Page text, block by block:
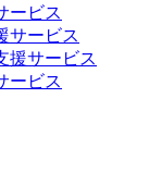
ービス
サービス
援サービス
ービス